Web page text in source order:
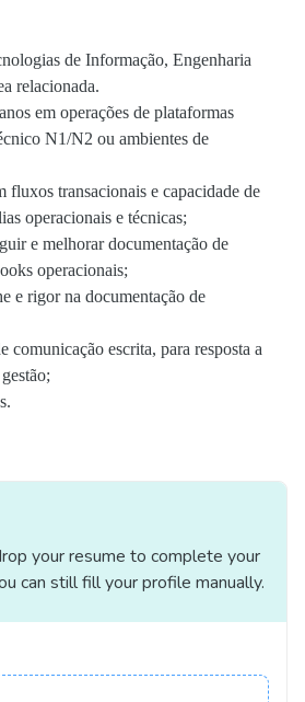
de Informação, Engenharia
relacionada.
em operações de plataformas
N1/N2 ou ambientes de
fluxos transacionais e capacidade de
operacionais e técnicas;
e melhorar documentação de
operacionais;
e rigor na documentação de
comunicação escrita, para resposta a
your resume to complete your
can still fill your profile manually.